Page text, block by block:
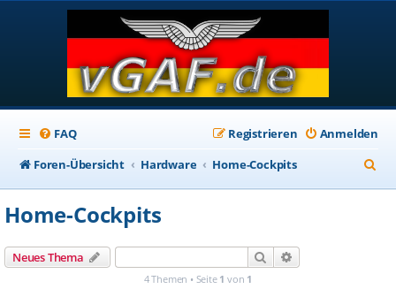
FAQ Anmelden
Registrieren
Foren-Übersicht
Hardware Home-Cockpits
u
Home-Cockpits
Neues Thema Suche
4 Themen • Seite 1 von 1